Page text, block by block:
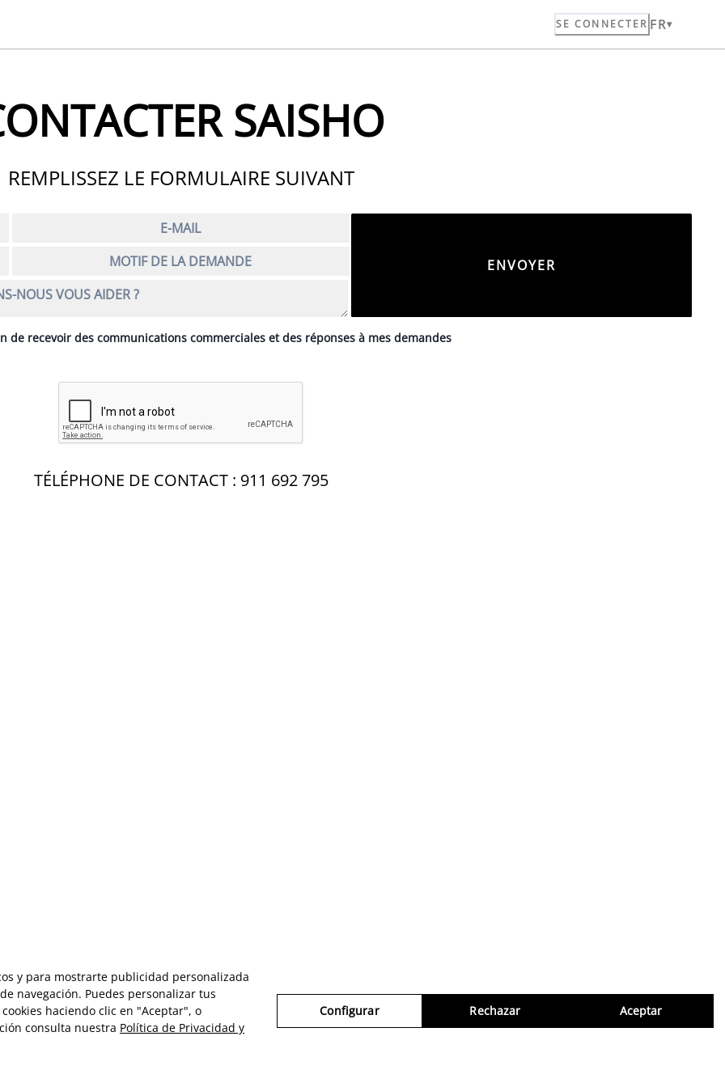
SE CONNECTER FR
SAISHO
REMPLISSEZ LE FORMULAIRE SUIVANT
de recevoir des communications commerciales et des réponses à mes demandes
TÉLÉPHONE DE CONTACT : 911 692 795
y para mostrarte publicidad personalizada
navegación. Puedes personalizar tus
haciendo clic en "Aceptar", o
consulta nuestra Política de Privacidad y
Configurar Rechazar Aceptar